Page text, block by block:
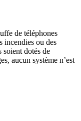
de téléphones
incendies ou des
soient dotés de
aucun système n’est